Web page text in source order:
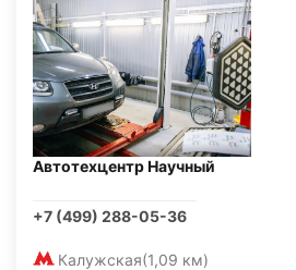
Автотехцентр Научный
+7 (499) 288-05-36
Калужская(1,09 км)